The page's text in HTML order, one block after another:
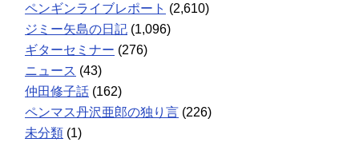
ペンギンライブレポート (2,610)
ジミー矢島の日記 (1,096)
ギターセミナー (276)
ニュース (43)
仲田修子話 (162)
ペンマス丹沢亜郎の独り言 (226)
未分類 (1)